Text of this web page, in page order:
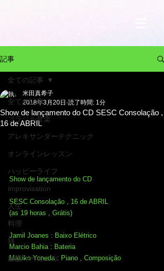
記事
全ての記事
ブラジル音楽
アレキサンダーテクニック
オンラインレッスン
ハッピーライフ
improvisation
人生
料理
猫
鍵盤ハーモニカ
全ての記事
Show de lançamento do CD SESC Consolação ,
16 de ABRIL
米田真希子
2018年3月20日 読了時間: 1分
Show de lançamento do CD
SESC Consolação , 16 de ABRIL
(as 19 horas , Grátis)
Jamil Joanes : Baixo Elétrico
Marcio Bahia : Bateria
Makiko Yoneda : Piano , Composição